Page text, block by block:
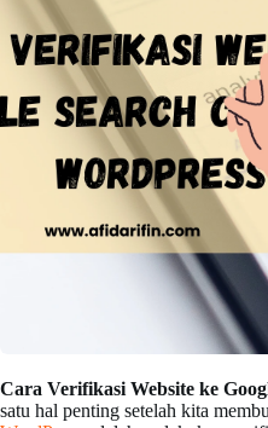
Cara Verifikasi Website ke
satu hal penting setelah kita